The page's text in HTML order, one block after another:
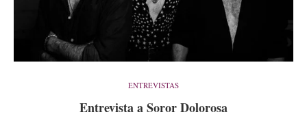
ENTREVISTAS
Entrevista a Soror Dolorosa